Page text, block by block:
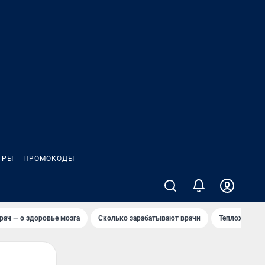
ПРОМОКОДЫ
— о здоровье мозга Сколько зарабатывают врачи Теплоход